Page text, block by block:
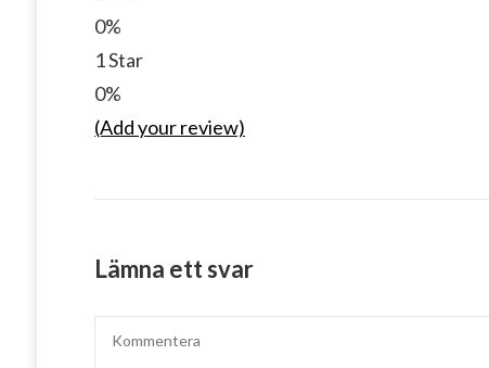
0%
1 Star
0%
(Add your review)
Lämna ett svar